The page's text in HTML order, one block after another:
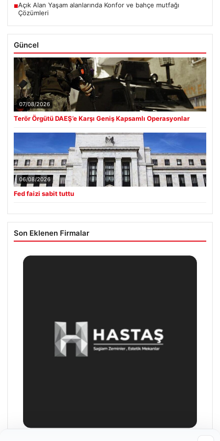
■Açık Alan Yaşam alanlarında Konfor ve bahçe mutfağı
Çözümleri
Güncel
07/08/2026
Terör Örgütü DAEŞ’e Karşı Geniş Kapsamlı Operasyonlar
06/08/2026
Fed faizi sabit tuttu
Son Eklenen Firmalar